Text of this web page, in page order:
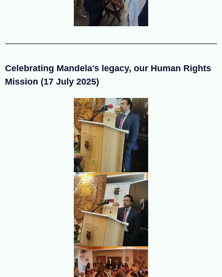
Celebrating Mandela's legacy, our Human Rights
Mission (17 July 2025)